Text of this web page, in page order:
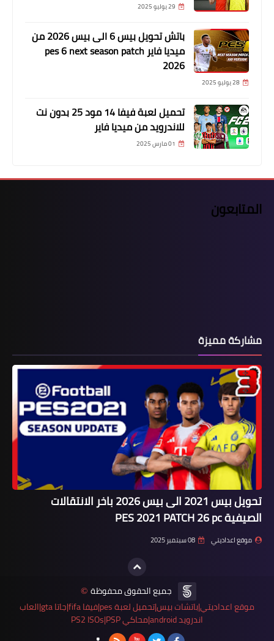
29 يوليو 2025
باتش تحويل بيس 6 الى بيس 2026 من
ميديا فاير pes 6 next season patch
2026
28 يوليو 2025
تحميل لعبة فيفا 14 مود 25 بدون نت
للاندرويد من ميديا فاير
01 مارس 2025
المتابعون
مشاركة مميزة
تحويل بيس 2021 الى بيس 2026 باخر الانتقالات
الصيفية PES 2021 PATCH 26 pc
موقع اعداديتي 08 سبتمبر 2025
جميع الحقوق محفوظة ©
موقع اعداديتي|باتشات بيس|تحميل لعبة pes|فيفا fifa|جاتا gta|العاب
اندرويد android|محاكي PS2 ISOs|PSP